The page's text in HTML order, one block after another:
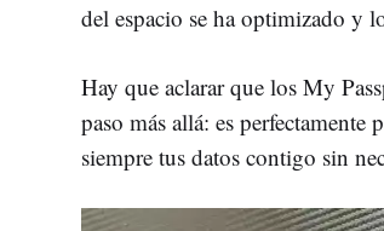
del espacio se ha optimizado y
Hay que aclarar que los My
paso más allá: es perfectamente
siempre tus datos contigo sin